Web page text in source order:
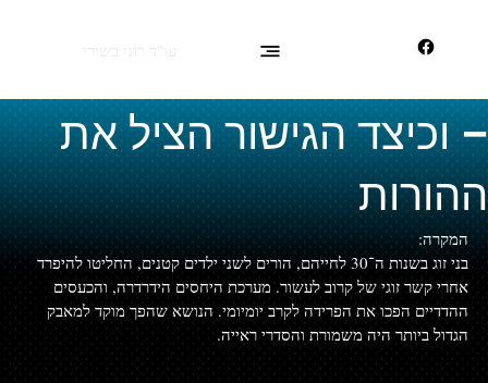
כשמשפחה כמעט התפרקה
– וכיצד הגישור הציל את
ההורות
המקרה:
בני זוג בשנות ה־30 לחייהם, הורים לשני ילדים קטנים, החליטו להיפרד
אחרי קשר זוגי של קרוב לעשור. מערכת היחסים הידרדרה, והכעסים
ההדדיים הפכו את הפרידה לקרב יומיומי. הנושא שהפך מוקד למאבק
הגדול ביותר היה משמורת והסדרי ראייה.